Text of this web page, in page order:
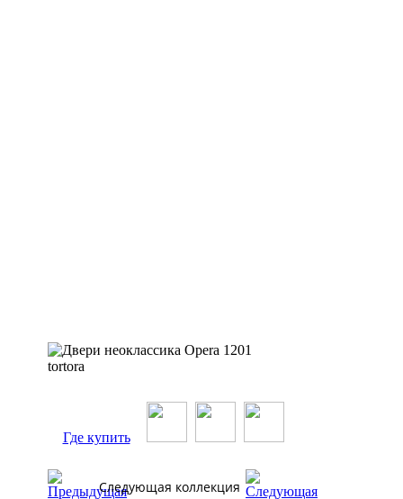
Где купить
Следующая коллекция